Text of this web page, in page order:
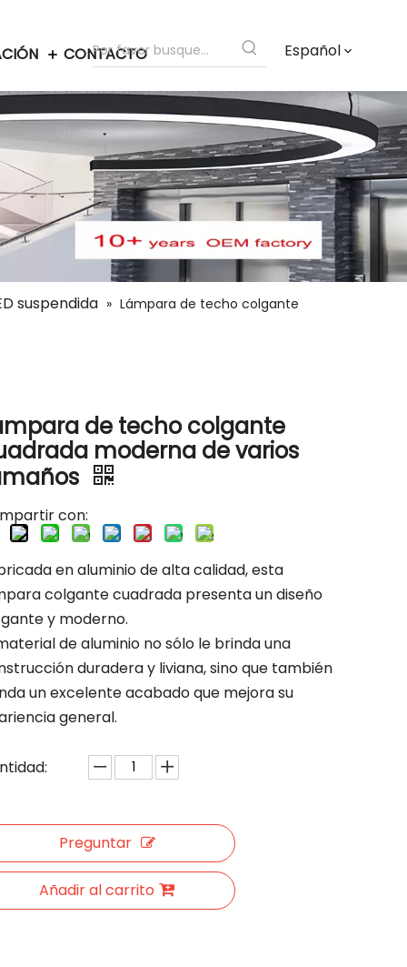
CONTACTO Español
suspendida » Lámpara de techo colgante
de techo colgante
moderna de varios
con:
en aluminio de alta calidad, esta
colgante cuadrada presenta un diseño
y moderno.
de aluminio no sólo le brinda una
duradera y liviana, sino que también
un excelente acabado que mejora su
general.
Preguntar
Añadir al carrito